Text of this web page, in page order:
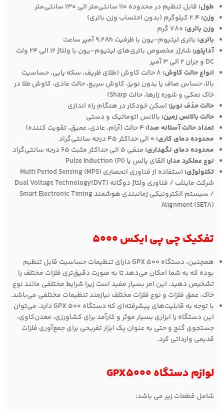
طول: قابل تنظیم در محدوده 110 سانتی‌متر الی 130 سانتی‌متر
وزن:
وزن باتری:
باتری: باتری‌ لیتیوم-یون با ظرفیت 9.2Ah آمپر ساعت
آداپتور:
شارژر مخصوص باتری‌های لیتیوم-یون با ولتاژ 12 الی 24 ولت
DC و جران 2 الی 3 آمپر
انواع حالت کاوش:
8 حالت کاوش (طلای ظریف، سکه یابی، حساسیت
بالا، حساس صاف یا بدون نویز، کاوش سریع، حالت عادی، کاوش طلا در
خاک نمکی و شوره زارها، حالت Sharp)
حالت حذف نویز: اسکن خودکار در هنگام راه اندازی
حالت بالانس زمین: بالانس اتوماتیک و دستی
تعداد حالت آستانه صدا:
محدوده دمای کاری:
محدوده دمای نگهداری: منفی 5 الی حداکثر مثبت 65 درجه سانتی‌گراد
نوع عملکرد مدار: القای پالس یا Pulse Induction (PI)
تکنولوژی:
استفاده از فناوری‌ انحصاری Multi Period Sensing (MPS)
شرکت ماینلب / فناوری ولتاژ دوگانه Dual Voltage Technology(DVT)
/ سیستم الکترونیکی زمانبندی هوشمند Smart Electronic Timing
Alignment (SETA)
تفکیک چی پی ایکس 5000
همچنین، دستگاه GPX 500 دارای تنظیمات حساسیت قابل تنظیم
بوده که به شما امکان می‌دهد تا به صورت دقیق‌تری فلزات مختلف را
تشخیص دهید. این امر بسیار مفید است زیرا شرایط مختلفی مانند نوع
خاک، عمق فلزات و نوع فلزات مختلف نیازمند تنظیمات مختلفی می‌باشد.
با توجه به قابلیت‌های پیشرفته‌ای که دستگاه GPX 500 دارد، می‌توان
این دستگاه را ابزاری بسیار موثر و کارآمد برای کشاورزی، معدن‌کاوی،
جستجوی گنج و حتی به عنوان یک ابزار تفریحی برای جمع‌آوری فلزات
قدیمی وارداتی کرد.
لوازم دستگاه GPX5000
شامل قطعات زیر می باشد: